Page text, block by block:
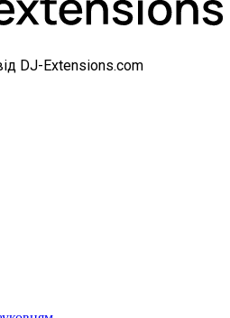
DJ-Extensions.com